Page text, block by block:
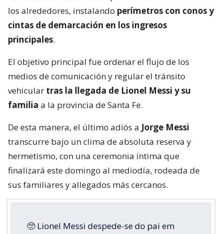
los alrededores, instalando perímetros con conos y
cintas de demarcación en los ingresos
principales.
El objetivo principal fue ordenar el flujo de los
medios de comunicación y regular el tránsito
vehicular tras la llegada de Lionel Messi y su
familia a la provincia de Santa Fe.
De esta manera, el último adiós a Jorge Messi
transcurre bajo un clima de absoluta reserva y
hermetismo, con una ceremonia íntima que
finalizará este domingo al mediodía, rodeada de
sus familiares y allegados más cercanos.
🥺 Lionel Messi despede-se do pai em